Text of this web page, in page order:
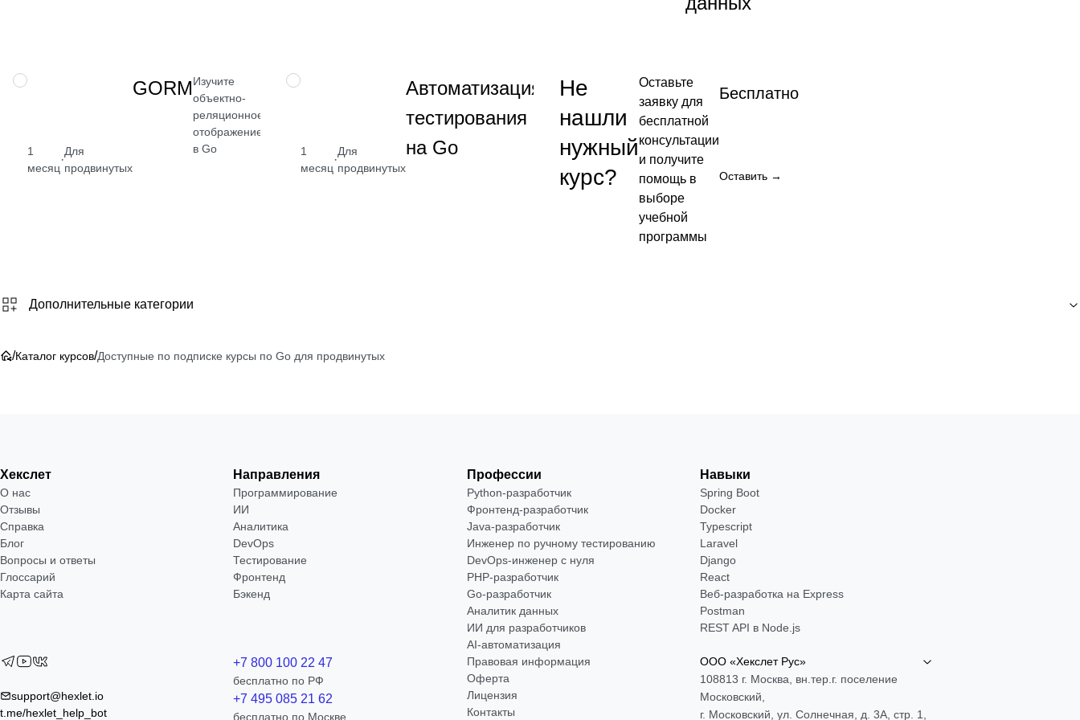
НАВЫК
1
месяц
·
Для
продвинутых
GORMИзучите
объектно-
реляционное
отображение
в Go
от 2 400
НАВЫК
1
месяц
·
Для
продвинутых
Автоматизация
тестирования
на Go
Навык
тестирования
на Go
от 2 400
Посмотреть
Не
нашли
нужный
курс?
Оставьте
заявку для
бесплатной
консультации
и получите
помощь в
выборе
учебной
программы
Бесплатно
Оставить →
Дополнительные категории
/Каталог курсов/Доступные по подписке курсы по Go для продвинутых
Хекслет
О нас
Отзывы
Справка
Блог
Вопросы и ответы
Глоссарий
Карта сайта
Направления
Программирование
ИИ
Аналитика
DevOps
Тестирование
Фронтенд
Бэкенд
Профессии
Python-разработчик
Фронтенд-разработчик
Java-разработчик
Инженер по ручному тестированию
DevOps-инженер с нуля
РНР-разработчик
Go-разработчик
Аналитик данных
ИИ для разработчиков
AI-автоматизация
Навыки
Spring Boot
Docker
Typescript
Laravel
Django
React
Веб-разработка на Express
Postman
REST API в Node.js
support@hexlet.io
t.me/hexlet_help_bot
+7 800 100 22 47
бесплатно по РФ
+7 495 085 21 62
бесплатно по Москве
Правовая информация
Оферта
Лицензия
Контакты
ООО «Хекслет Рус»
108813 г. Москва, вн.тер.г. поселение
Московский,
г. Московский, ул. Солнечная, д. 3А, стр. 1,